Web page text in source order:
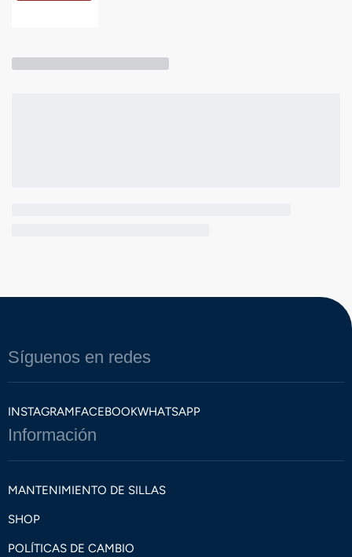
Síguenos en redes
INSTAGRAMFACEBOOKWHATSAPP
Información
MANTENIMIENTO DE SILLAS
SHOP
POLÍTICAS DE CAMBIO